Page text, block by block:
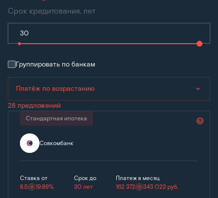
Срок кредитования, лет
Группировать по банкам
Платёж по возрастанию
28 предложений
Стандартная ипотека
Совкомбанк
Ставка от
8.5
19.89%
Срок до
30 лет
Платеж в месяц
162 372
343 023руб.